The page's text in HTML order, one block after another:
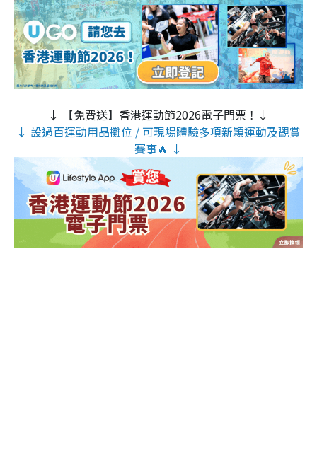
↓ 【免費送】香港運動節2026電子門票！↓
↓ 設過百運動用品攤位 / 可現場體驗多項新穎運動及觀賞
賽事🔥 ↓